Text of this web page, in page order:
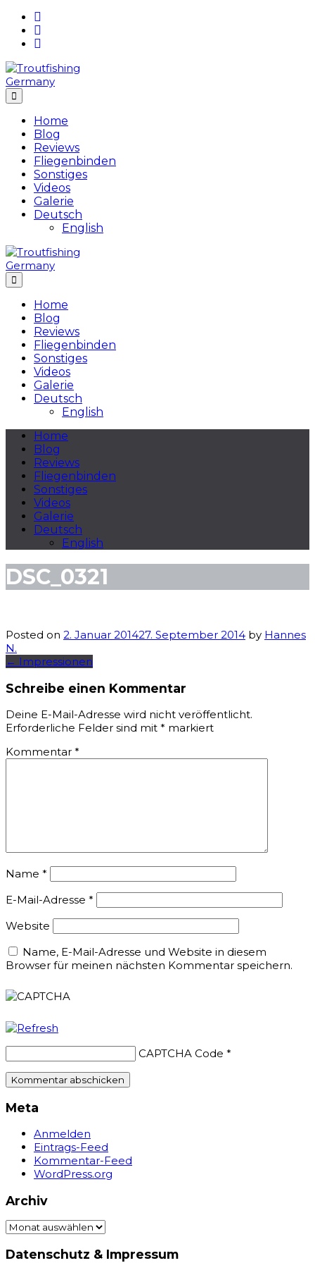
Skip
content
Home
Blog
Reviews
Fliegenbinden
Sonstiges
Videos
Galerie
Deutsch
English
Home
Blog
Reviews
Fliegenbinden
Sonstiges
Videos
Galerie
Deutsch
English
Home
Blog
Reviews
Fliegenbinden
Sonstiges
Videos
Galerie
Deutsch
English
DSC_0321
Posted on 2. Januar 201427. September 2014 by Hannes
N.
Post
← Impressionen
Schreibe einen Kommentar
Deine E-Mail-Adresse wird nicht veröffentlicht.
Erforderliche Felder sind mit * markiert
Kommentar *
Name *
E-Mail-Adresse *
Website
Name, E-Mail-Adresse und Website in diesem
Browser für meinen nächsten Kommentar speichern.
CAPTCHA Code *
Meta
Anmelden
Eintrags-Feed
Kommentar-Feed
WordPress.org
Archiv
Archiv
Datenschutz & Impressum